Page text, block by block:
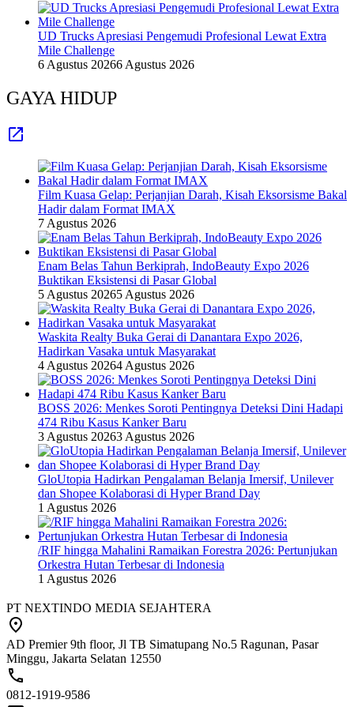
UD Trucks Apresiasi Pengemudi Profesional Lewat Extra
Mile Challenge
6 Agustus 20266 Agustus 2026
GAYA HIDUP
Film Kuasa Gelap: Perjanjian Darah, Kisah Eksorsisme Bakal
Hadir dalam Format IMAX
7 Agustus 2026
Enam Belas Tahun Berkiprah, IndoBeauty Expo 2026
Buktikan Eksistensi di Pasar Global
5 Agustus 20265 Agustus 2026
Waskita Realty Buka Gerai di Danantara Expo 2026,
Hadirkan Vasaka untuk Masyarakat
4 Agustus 20264 Agustus 2026
BOSS 2026: Menkes Soroti Pentingnya Deteksi Dini Hadapi
474 Ribu Kasus Kanker Baru
3 Agustus 20263 Agustus 2026
GloUtopia Hadirkan Pengalaman Belanja Imersif, Unilever
dan Shopee Kolaborasi di Hyper Brand Day
1 Agustus 2026
/RIF hingga Mahalini Ramaikan Forestra 2026: Pertunjukan
Orkestra Hutan Terbesar di Indonesia
1 Agustus 2026
PT NEXTINDO MEDIA SEJAHTERA
AD Premier 9th floor, Jl TB Simatupang No.5 Ragunan, Pasar
Minggu, Jakarta Selatan 12550
0812-1919-9586